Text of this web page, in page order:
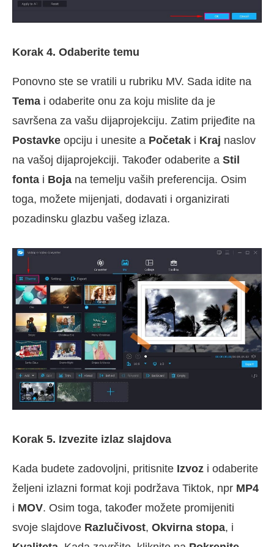
Korak 4. Odaberite temu
Ponovno ste se vratili u rubriku MV. Sada idite na
Tema i odaberite onu za koju mislite da je
savršena za vašu dijaprojekciju. Zatim prijeđite na
Postavke opciju i unesite a Početak i Kraj naslov
na vašoj dijaprojekciji. Također odaberite a Stil
fonta i Boja na temelju vaših preferencija. Osim
toga, možete mijenjati, dodavati i organizirati
pozadinsku glazbu vašeg izlaza.
Korak 5. Izvezite izlaz slajdova
Kada budete zadovoljni, pritisnite Izvoz i odaberite
željeni izlazni format koji podržava Tiktok, npr MP4
i MOV. Osim toga, također možete promijeniti
svoje slajdove Razlučivost, Okvirna stopa, i